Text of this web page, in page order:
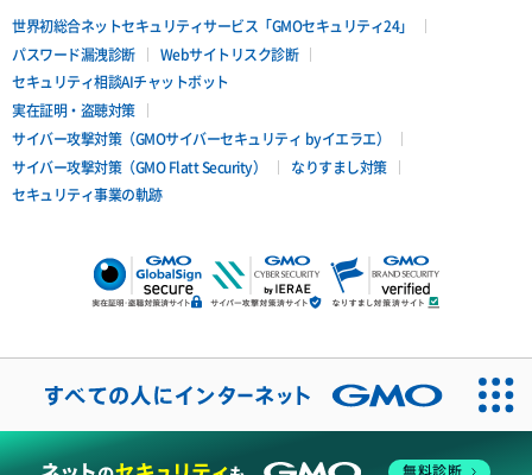
ボリュームアタッチ
ボリュームデタッチ
世界初総合ネットセキュリティサービス「GMOセキュリティ24」
パスワード漏洩診断
Webサイトリスク診断
セキュリティ相談AIチャットボット
実在証明・盗聴対策
サイバー攻撃対策（GMOサイバーセキュリティ byイエラエ）
サイバー攻撃対策（GMO Flatt Security）
なりすまし対策
セキュリティ事業の軌跡